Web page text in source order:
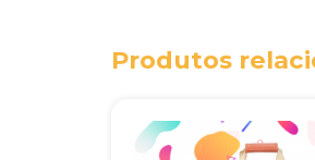
Produtos